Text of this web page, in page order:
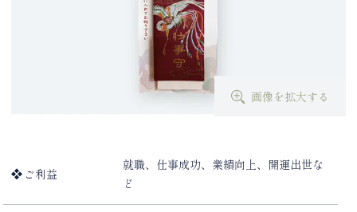
画像を拡大する
ご利益
就職、仕事成功、業績向上、開運出世な
ど